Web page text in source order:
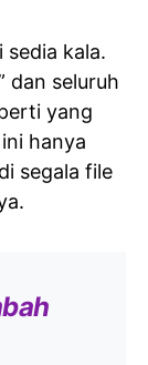
sedia kala.
dan seluruh
yang
hanya
segala file